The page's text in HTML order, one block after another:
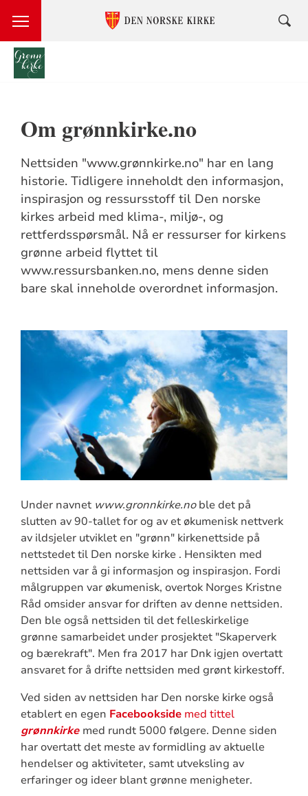
Språkvalg
Om grønnkirke.no
Nettsiden "www.grønnkirke.no" har en lang
historie. Tidligere inneholdt den informasjon,
inspirasjon og ressursstoff til Den norske
kirkes arbeid med klima-, miljø-, og
rettferdsspørsmål. Nå er ressurser for kirkens
grønne arbeid flyttet til
www.ressursbanken.no, mens denne siden
bare skal inneholde overordnet informasjon.
Under navnet www.gronnkirke.noble det på
slutten av 90-tallet for og av et økumenisk nettverk
av ildsjeler utviklet en "grønn" kirkenettside på
nettstedet til Den norske kirke . Hensikten med
nettsiden var å gi informasjon og inspirasjon. Fordi
målgruppen var økumenisk, overtok Norges Kristne
Råd omsider ansvar for driften av denne nettsiden.
Den ble også nettsiden til det felleskirkelige
grønne samarbeidet under prosjektet "Skaperverk
og bærekraft". Men fra 2017 har Dnk igjen overtatt
ansvaret for å drifte nettsiden med grønt kirkestoff.
Ved siden av nettsiden har Den norske kirke også
etablert en egen Facebooksidemed tittel
grønnkirke med rundt 5000 følgere. Denne siden
har overtatt det meste av formidling av aktuelle
hendelser og aktiviteter, samt utveksling av
erfaringer og ideer blant grønne menigheter.